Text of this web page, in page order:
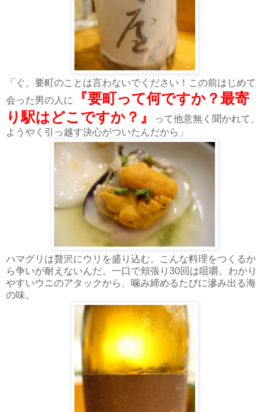
「ぐ、要町のことは言わないでください！この前はじめて
会った男の人に
『要町って何ですか？最寄
り駅はどこですか？』
って他意無く聞かれて、
ようやく引っ越す決心がついたんだから」
ハマグリは贅沢にウリを盛り込む。こんな料理をつくるか
ら争いが耐えないんだ。一口で頬張り30回は咀嚼。わかり
やすいウニのアタックから、噛み締めるたびに滲み出る海
の味。